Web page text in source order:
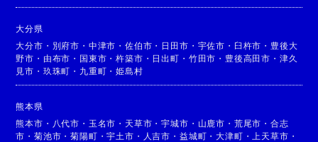
大分県
大分市 ・ 別府市 ・ 中津市 ・佐伯市 ・ 日田市 ・ 宇佐市 ・ 臼杵市 ・ 豊後大
野市 ・ 由布市 ・ 国東市 ・杵築市 ・ 日出町 ・ 竹田市 ・ 豊後高田市 ・ 津久
見市 ・ 玖珠町 ・ 九重町 ・姫島村
熊本県
熊本市 ・ 八代市 ・ 玉名市 ・ 天草市 ・宇城市 ・ 山鹿市 ・ 荒尾市 ・ 合志
市 ・菊池市 ・菊陽町 ・宇土市 ・ 人吉市 ・ 益城町 ・大津町 ・ 上天草市 ・